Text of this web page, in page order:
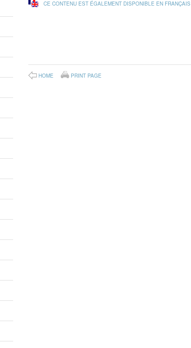
CE CONTENU EST ÉGALEMENT DISPONIBLE EN FRANÇAIS
HOME PRINT PAGE